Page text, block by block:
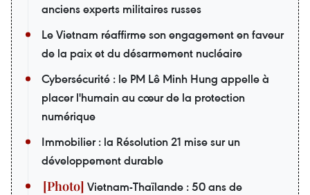
anciens experts militaires russes
Le Vietnam réaffirme son engagement en faveur
de la paix et du désarmement nucléaire
Cybersécurité : le PM Lê Minh Hung appelle à
placer l'humain au cœur de la protection
numérique
Immobilier : la Résolution 21 mise sur un
développement durable
Vietnam-Thaïlande : 50 ans de